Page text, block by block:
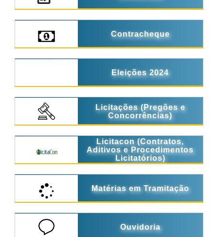
Contracheque
Eleições 2024
Licitações (Pregões e
Concorrências)
Licitacon (Contratos,
Aditivos e Procedimentos
Licitatórios)
Matérias em Tramitação
Ouvidoria